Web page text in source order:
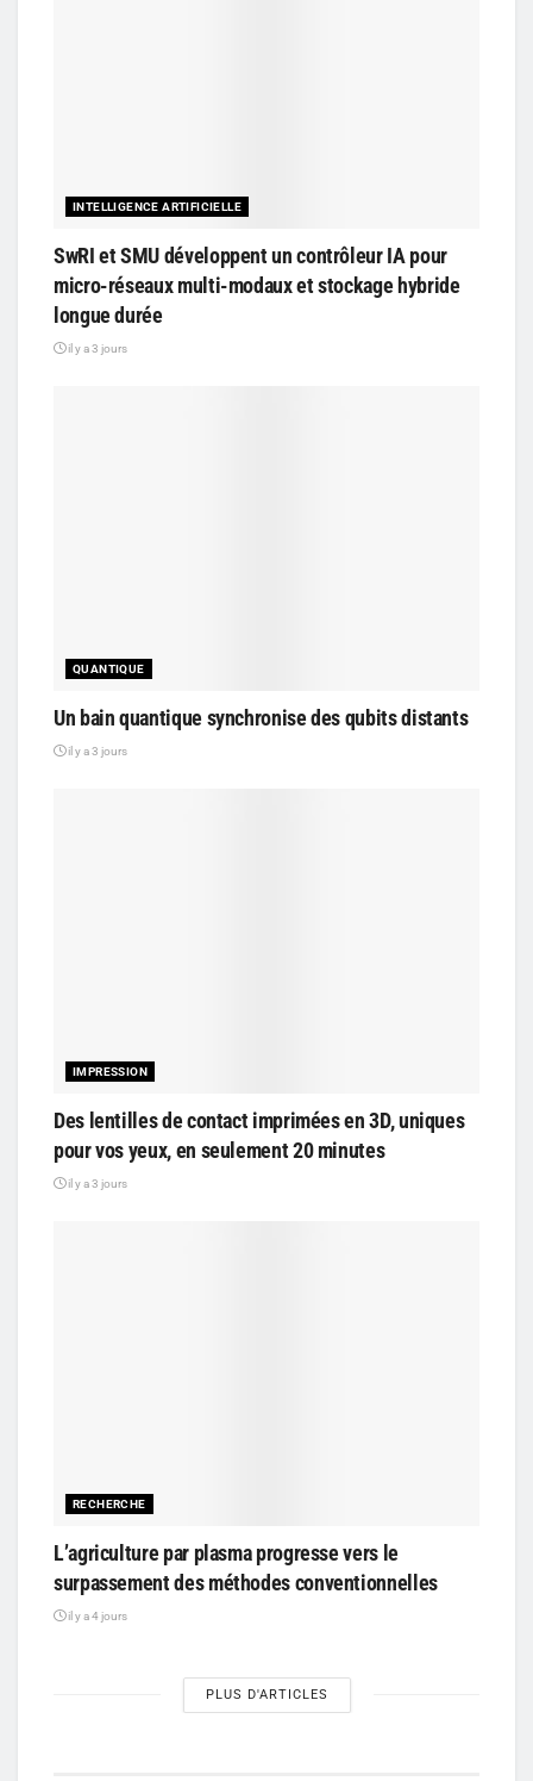
INTELLIGENCE ARTIFICIELLE
SwRI et SMU développent un contrôleur IA pour
micro-réseaux multi-modaux et stockage hybride
longue durée
il y a 3 jours
QUANTIQUE
Un bain quantique synchronise des qubits distants
il y a 3 jours
IMPRESSION
Des lentilles de contact imprimées en 3D, uniques
pour vos yeux, en seulement 20 minutes
il y a 3 jours
RECHERCHE
L’agriculture par plasma progresse vers le
surpassement des méthodes conventionnelles
il y a 4 jours
PLUS D'ARTICLES